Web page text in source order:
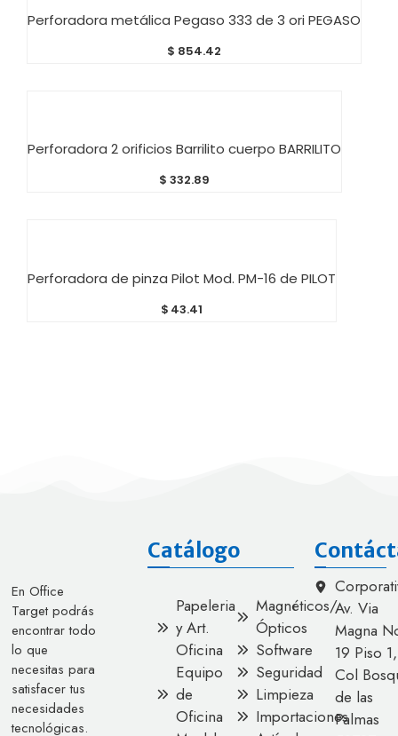
Perforadora metálica Pegaso 333 de 3 ori PEGASO
$ 854.42
Perforadora 2 orificios Barrilito cuerpo BARRILITO
$ 332.89
Perforadora de pinza Pilot Mod. PM-16 de PILOT
$ 43.41
En Office
Target podrás
encontrar todo
lo que
necesitas para
satisfacer tus
necesidades
tecnológicas.
Catálogo
Papeleria
y Art.
Oficina
Equipo
de
Oficina
Magnéticos/
Ópticos
Software
Seguridad
Limpieza
Importaciones
Av. Via
Magna
19 Piso 1,
Col
de las
Palmas